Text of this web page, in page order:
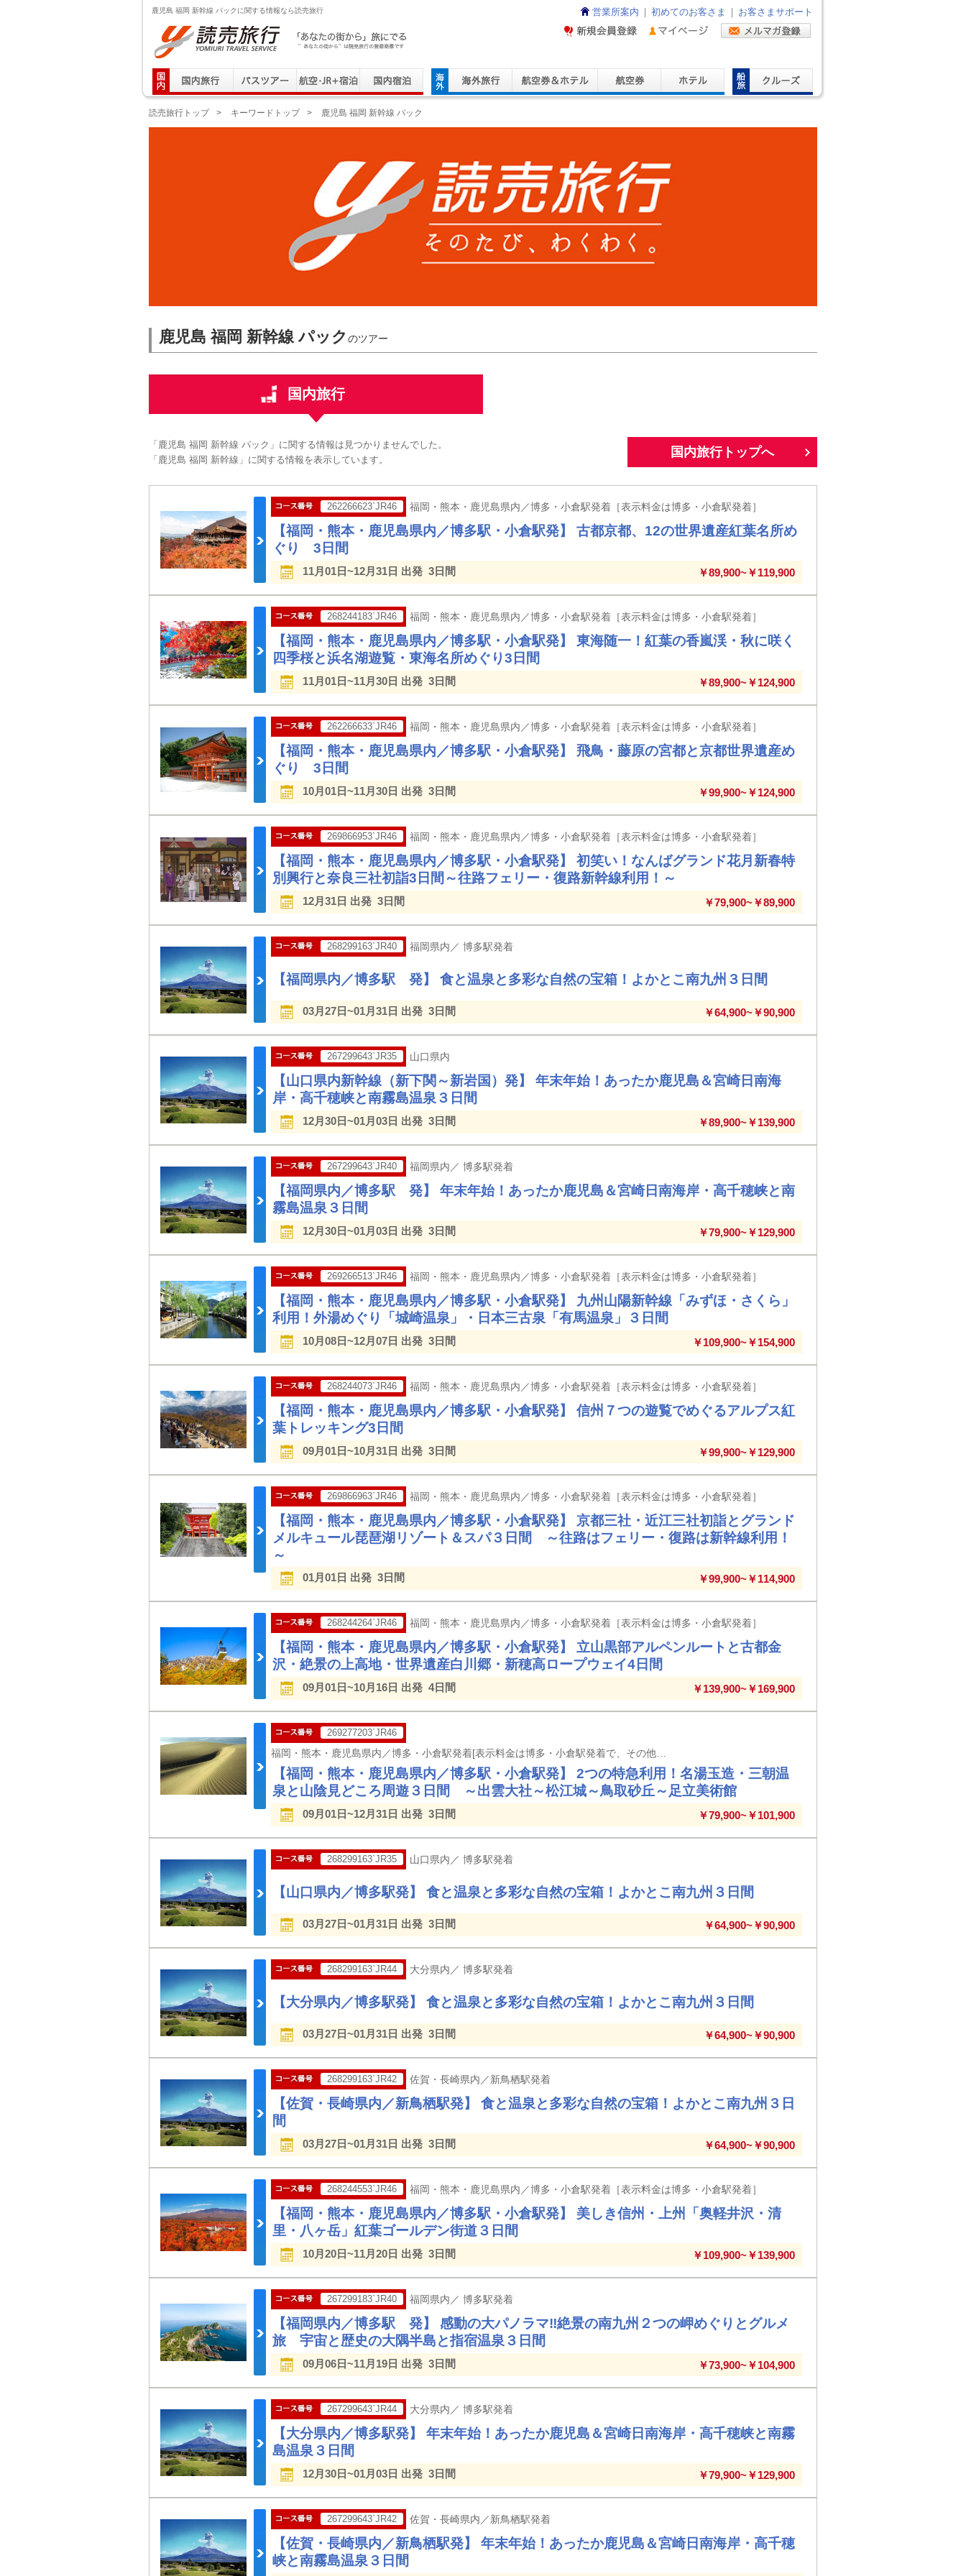
鹿児島 福岡 新幹線 パックに関する情報なら読売旅行
読売旅行 「あなたの街から」旅にでる｜Yomiuri Travel Service
営業所案内 初めてのお客さま お客さまサポート
読売旅行トップ > キーワードトップ > 鹿児島 福岡 新幹線 パック
鹿児島 福岡 新幹線 パック のツアー
国内旅行
「鹿児島 福岡 新幹線 パック」に関する情報は見つかりませんでした。
「鹿児島 福岡 新幹線」に関する情報を表示しています。
国内旅行トップへ
262266623`JR46 福岡・熊本・鹿児島県内／博多・小倉駅発着［表示料金は博多・小倉駅発着］
【福岡・熊本・鹿児島県内／博多駅・小倉駅発】 古都京都、12の世界遺産紅葉名所め
ぐり 3日間
11月01日~12月31日 出発 3日間 ￥89,900~￥119,900
268244183`JR46 福岡・熊本・鹿児島県内／博多・小倉駅発着［表示料金は博多・小倉駅発着］
【福岡・熊本・鹿児島県内／博多駅・小倉駅発】 東海随一！紅葉の香嵐渓・秋に咲く
四季桜と浜名湖遊覧・東海名所めぐり3日間
11月01日~11月30日 出発 3日間 ￥89,900~￥124,900
262266633`JR46 福岡・熊本・鹿児島県内／博多・小倉駅発着［表示料金は博多・小倉駅発着］
【福岡・熊本・鹿児島県内／博多駅・小倉駅発】 飛鳥・藤原の宮都と京都世界遺産め
ぐり 3日間
10月01日~11月30日 出発 3日間 ￥99,900~￥124,900
269866953`JR46 福岡・熊本・鹿児島県内／博多・小倉駅発着［表示料金は博多・小倉駅発着］
【福岡・熊本・鹿児島県内／博多駅・小倉駅発】 初笑い！なんばグランド花月新春特
別興行と奈良三社初詣3日間～往路フェリー・復路新幹線利用！～
12月31日 出発 3日間 ￥79,900~￥89,900
268299163`JR40 福岡県内／ 博多駅発着
【福岡県内／博多駅 発】 食と温泉と多彩な自然の宝箱！よかとこ南九州３日間
03月27日~01月31日 出発 3日間 ￥64,900~￥90,900
267299643`JR35 山口県内
【山口県内新幹線（新下関～新岩国）発】 年末年始！あったか鹿児島＆宮崎日南海
岸・高千穂峡と南霧島温泉３日間
12月30日~01月03日 出発 3日間 ￥89,900~￥139,900
267299643`JR40 福岡県内／ 博多駅発着
【福岡県内／博多駅 発】 年末年始！あったか鹿児島＆宮崎日南海岸・高千穂峡と南
霧島温泉３日間
12月30日~01月03日 出発 3日間 ￥79,900~￥129,900
269266513`JR46 福岡・熊本・鹿児島県内／博多・小倉駅発着［表示料金は博多・小倉駅発着］
【福岡・熊本・鹿児島県内／博多駅・小倉駅発】 九州山陽新幹線「みずほ・さくら」
利用！外湯めぐり「城崎温泉」・日本三古泉「有馬温泉」３日間
10月08日~12月07日 出発 3日間 ￥109,900~￥154,900
268244073`JR46 福岡・熊本・鹿児島県内／博多・小倉駅発着［表示料金は博多・小倉駅発着］
【福岡・熊本・鹿児島県内／博多駅・小倉駅発】 信州７つの遊覧でめぐるアルプス紅
葉トレッキング3日間
09月01日~10月31日 出発 3日間 ￥99,900~￥129,900
269866963`JR46 福岡・熊本・鹿児島県内／博多・小倉駅発着［表示料金は博多・小倉駅発着］
【福岡・熊本・鹿児島県内／博多駅・小倉駅発】 京都三社・近江三社初詣とグランド
メルキュール琵琶湖リゾート＆スパ３日間 ～往路はフェリー・復路は新幹線利用！
～
01月01日 出発 3日間 ￥99,900~￥114,900
268244264`JR46 福岡・熊本・鹿児島県内／博多・小倉駅発着［表示料金は博多・小倉駅発着］
【福岡・熊本・鹿児島県内／博多駅・小倉駅発】 立山黒部アルペンルートと古都金
沢・絶景の上高地・世界遺産白川郷・新穂高ロープウェイ4日間
09月01日~10月16日 出発 4日間 ￥139,900~￥169,900
269277203`JR46
【福岡・熊本・鹿児島県内／博多駅・小倉駅発】 2つの特急利用！名湯玉造・三朝温
泉と山陰見どころ周遊３日間 ～出雲大社～松江城～鳥取砂丘～足立美術館
09月01日~12月31日 出発 3日間 ￥79,900~￥101,900
268299163`JR35 山口県内／ 博多駅発着
【山口県内／博多駅発】 食と温泉と多彩な自然の宝箱！よかとこ南九州３日間
03月27日~01月31日 出発 3日間 ￥64,900~￥90,900
268299163`JR44 大分県内／ 博多駅発着
【大分県内／博多駅発】 食と温泉と多彩な自然の宝箱！よかとこ南九州３日間
03月27日~01月31日 出発 3日間 ￥64,900~￥90,900
268299163`JR42 佐賀・長崎県内／新鳥栖駅発着
【佐賀・長崎県内／新鳥栖駅発】 食と温泉と多彩な自然の宝箱！よかとこ南九州３日
間
03月27日~01月31日 出発 3日間 ￥64,900~￥90,900
268244553`JR46 福岡・熊本・鹿児島県内／博多・小倉駅発着［表示料金は博多・小倉駅発着］
【福岡・熊本・鹿児島県内／博多駅・小倉駅発】 美しき信州・上州「奥軽井沢・清
里・八ヶ岳」紅葉ゴールデン街道３日間
10月20日~11月20日 出発 3日間 ￥109,900~￥139,900
267299183`JR40 福岡県内／ 博多駅発着
【福岡県内／博多駅 発】 感動の大パノラマ‼絶景の南九州２つの岬めぐりとグルメ
旅 宇宙と歴史の大隅半島と指宿温泉３日間
09月06日~11月19日 出発 3日間 ￥73,900~￥104,900
267299643`JR44 大分県内／ 博多駅発着
【大分県内／博多駅発】 年末年始！あったか鹿児島＆宮崎日南海岸・高千穂峡と南霧
島温泉３日間
12月30日~01月03日 出発 3日間 ￥79,900~￥129,900
267299643`JR42 佐賀・長崎県内／新鳥栖駅発着
【佐賀・長崎県内／新鳥栖駅発】 年末年始！あったか鹿児島＆宮崎日南海岸・高千穂
峡と南霧島温泉３日間